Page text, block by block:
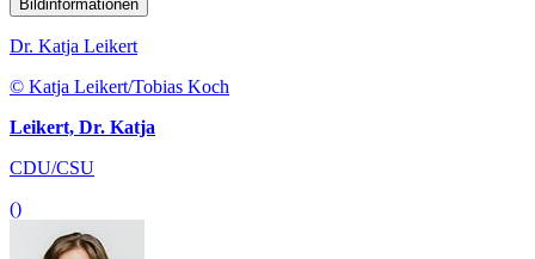
Bildinformationen
Dr. Katja Leikert
© Katja Leikert/Tobias Koch
Leikert, Dr. Katja
CDU/CSU
()